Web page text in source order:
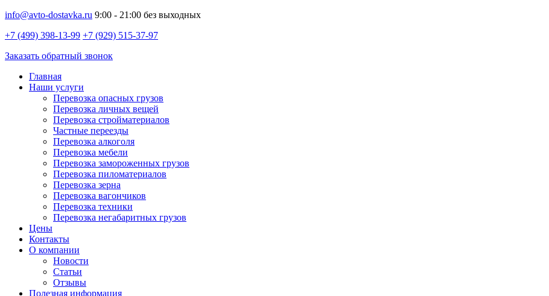
info@avto-dostavka.ru 9:00 - 21:00 без выходных
+7 (499) 398-13-99 +7 (929) 515-37-97
Заказать обратный звонок
Главная
Наши услуги
Перевозка опасных грузов
Перевозка личных вещей
Перевозка стройматериалов
Частные переезды
Перевозка алкоголя
Перевозка мебели
Перевозка замороженных грузов
Перевозка пиломатериалов
Перевозка зерна
Перевозка вагончиков
Перевозка техники
Перевозка негабаритных грузов
Цены
Контакты
О компании
Новости
Статьи
Отзывы
Полезная информация